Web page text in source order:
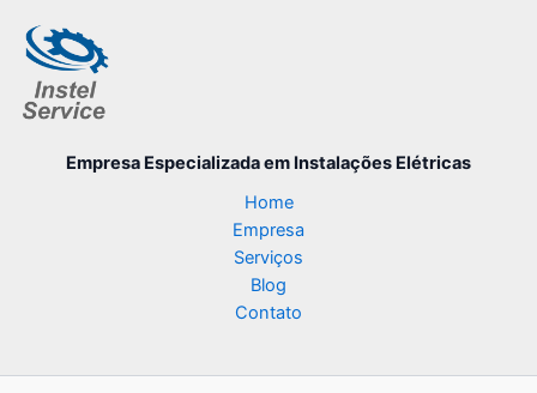
Empresa Especializadaem Instalações Elétricas
Home
Empresa
Serviços
Blog
Contato